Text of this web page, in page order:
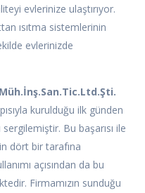
evlerinize ulaştırıyor.
ısıtma sistemlerinin
evlerinizde
kurulduğu ilk günden
Bu başarısı ile
dört bir tarafına
açısından da bu
Firmamızın sunduğu